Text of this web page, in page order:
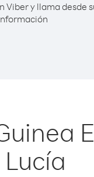
Viber y llama desde